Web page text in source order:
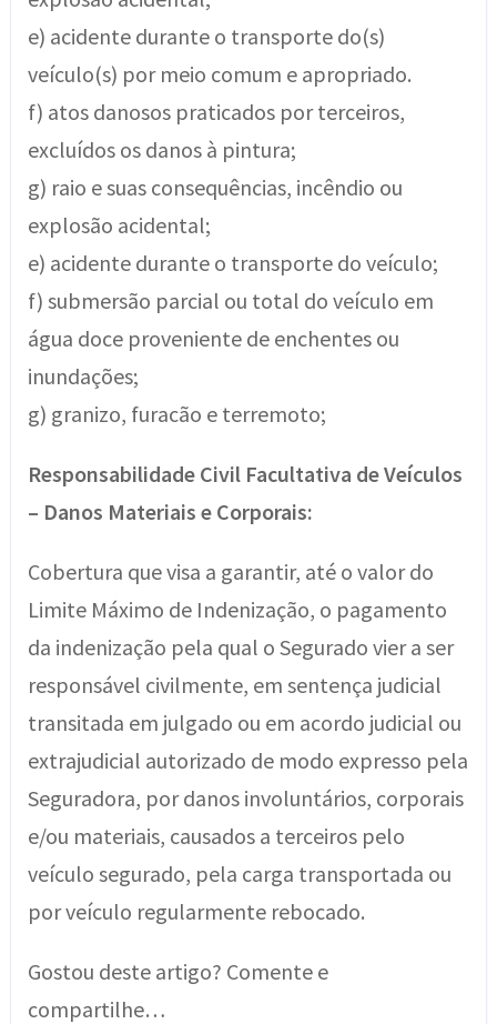
e) acidente durante o transporte do(s)
veículo(s) por meio comum e apropriado.
f) atos danosos praticados por terceiros,
excluídos os danos à pintura;
g) raio e suas consequências, incêndio ou
explosão acidental;
e) acidente durante o transporte do veículo;
f) submersão parcial ou total do veículo em
água doce proveniente de enchentes ou
inundações;
g) granizo, furacão e terremoto;
Responsabilidade Civil Facultativa de Veículos
– Danos Materiais e Corporais:
Cobertura que visa a garantir, até o valor do
Limite Máximo de Indenização, o pagamento
da indenização pela qual o Segurado vier a ser
responsável civilmente, em sentença judicial
transitada em julgado ou em acordo judicial ou
extrajudicial autorizado de modo expresso pela
Seguradora, por danos involuntários, corporais
e/ou materiais, causados a terceiros pelo
veículo segurado, pela carga transportada ou
por veículo regularmente rebocado.
Gostou deste artigo? Comente e
compartilhe…